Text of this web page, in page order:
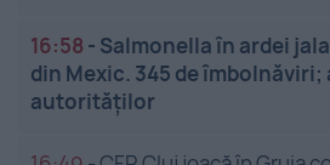
16:58 - Salmonella în ardei
din Mexic. 345 de îmbolnăviri;
autorităților